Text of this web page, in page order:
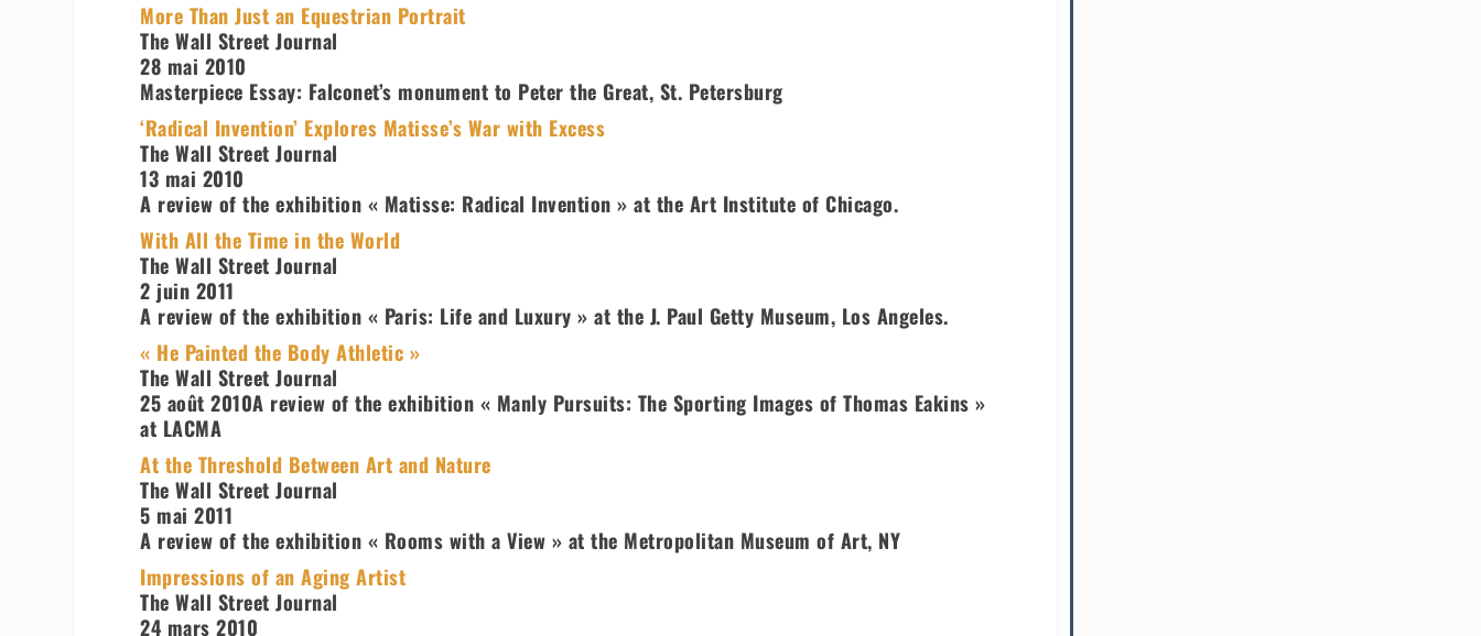
More Than Just an Equestrian Portrait
The Wall Street Journal
28 mai 2010
Masterpiece Essay: Falconet’s monument to Peter the Great, St. Petersburg
‘Radical Invention’ Explores Matisse’s War with Excess
The Wall Street Journal
13 mai 2010
A review of the exhibition « Matisse: Radical Invention » at the Art Institute of Chicago.
With All the Time in the World
The Wall Street Journal
2 juin 2011
A review of the exhibition « Paris: Life and Luxury » at the J. Paul Getty Museum, Los Angeles.
« He Painted the Body Athletic »
The Wall Street Journal
25 août 2010A review of the exhibition « Manly Pursuits: The Sporting Images of Thomas Eakins »
at LACMA
At the Threshold Between Art and Nature
The Wall Street Journal
5 mai 2011
A review of the exhibition « Rooms with a View » at the Metropolitan Museum of Art, NY
Impressions of an Aging Artist
The Wall Street Journal
24 mars 2010